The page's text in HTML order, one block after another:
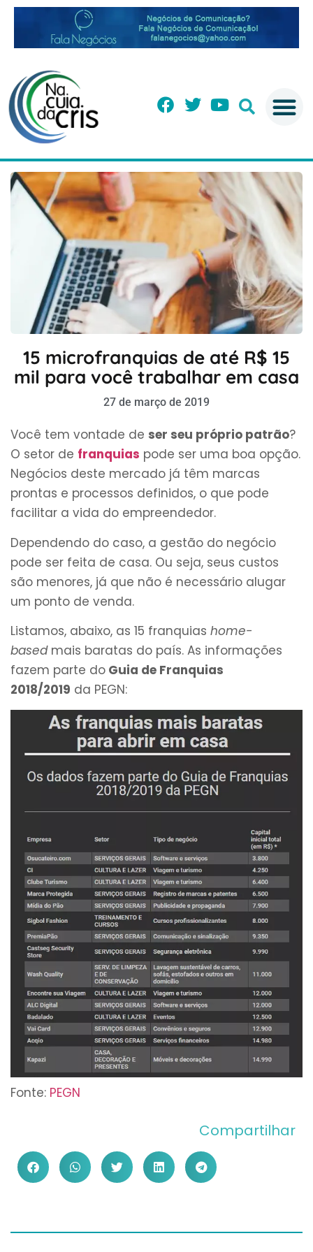
15 microfranquias de até R$ 15
mil para você trabalhar em casa
27 de março de 2019
Você tem vontade de ser seu próprio patrão?
O setor de franquias pode ser uma boa opção.
Negócios deste mercado já têm marcas
prontas e processos definidos, o que pode
facilitar a vida do empreendedor.
Dependendo do caso, a gestão do negócio
pode ser feita de casa. Ou seja, seus custos
são menores, já que não é necessário alugar
um ponto de venda.
Listamos, abaixo, as 15 franquias home-
based mais baratas do país. As informações
fazem parte do Guia de Franquias
2018/2019 da PEGN:
Fonte: PEGN
Compartilhar